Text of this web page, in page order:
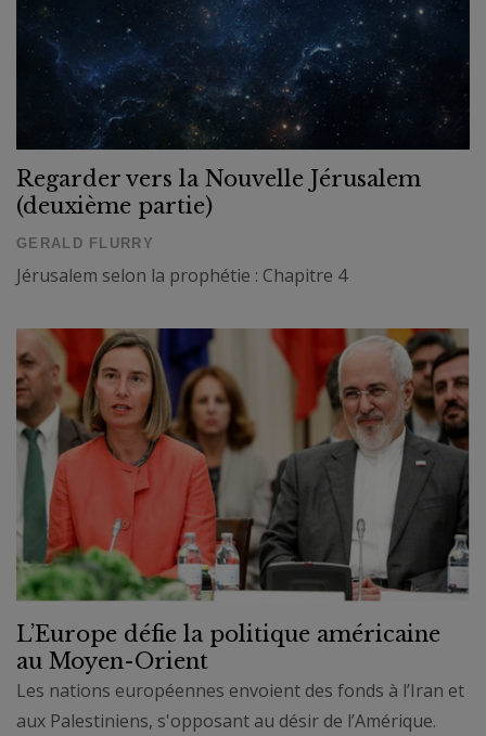
Regarder vers la Nouvelle Jérusalem
(deuxième partie)
GERALD FLURRY
Jérusalem selon la prophétie : Chapitre 4
L’Europe défie la politique américaine
au Moyen-Orient
Les nations européennes envoient des fonds à l’Iran et
aux Palestiniens, s'opposant au désir de l’Amérique.